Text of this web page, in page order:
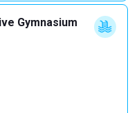
Gymnasium